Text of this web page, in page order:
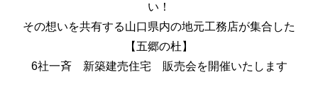
い！
その想いを共有する山口県内の地元工務店が集合した
【五郷の杜】
6社一斉 新築建売住宅 販売会を開催いたします